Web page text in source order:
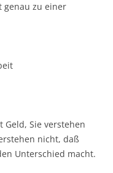
genau zu einer
Geld, Sie verstehen
nicht, daß
Unterschied macht.